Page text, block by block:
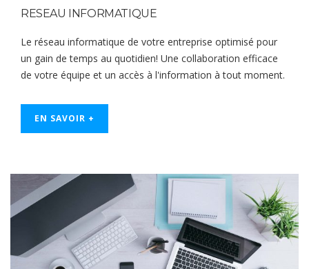
RESEAU INFORMATIQUE
Le réseau informatique de votre entreprise optimisé pour
un gain de temps au quotidien! Une collaboration efficace
de votre équipe et un accès à l'information à tout moment.
EN SAVOIR +